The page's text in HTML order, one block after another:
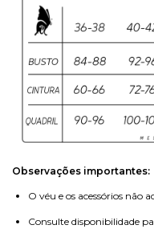
Observações importantes:
O véu e os acessórios não
Consulte disponibilidade